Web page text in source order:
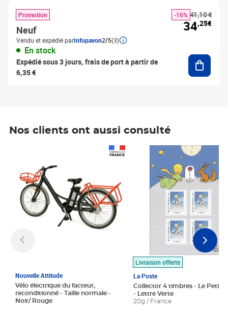
Promotion
Neuf
Vendu et expédié parInfopavon2/5(3)
En stock
Expédié sous 3 jours, frais de port à partir de
6,35 €
41,10 €
-16%
34,25€
Nos clients ont aussi consulté
Nouvelle Attitude
Vélo électrique du facteur,
reconditionné - Taille normale -
Noir/ Rouge
Livraison offerte
La Poste
Collector 4 timbres - Le Petit
- Lettre Verte
20g / France
Prix 7,50€